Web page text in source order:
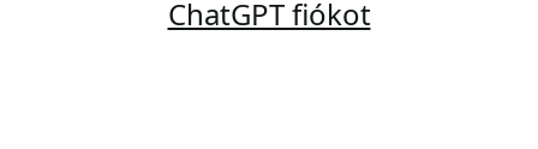
ChatGPT fiókot